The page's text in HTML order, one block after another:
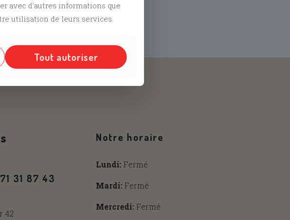
31 87 43
42
Notre horaire
Lundi: Fermé
Mardi: Fermé
Mercredi: Fermé
avec d’autres informations que
utilisation de leurs services.
Tout autoriser